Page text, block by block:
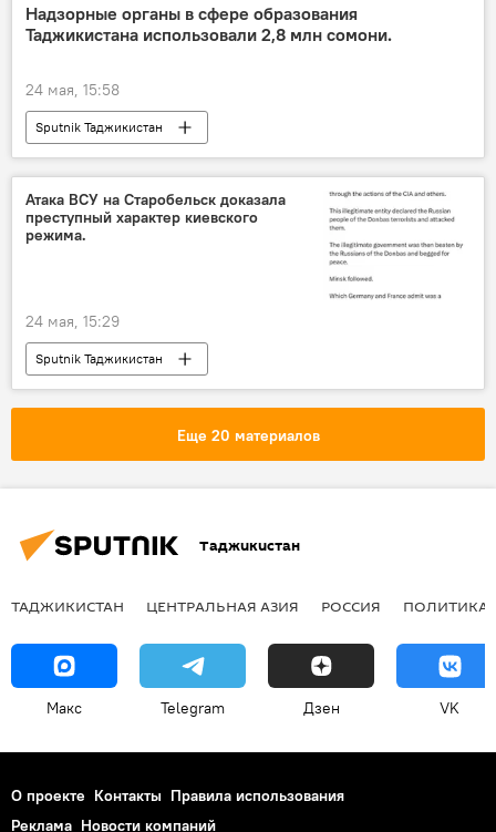
Надзорные органы в сфере образования
Таджикистана использовали 2,8 млн сомони.
24 мая, 15:58
Sputnik Таджикистан
Атака ВСУ на Старобельск доказала
преступный характер киевского
режима.
24 мая, 15:29
Sputnik Таджикистан
Еще 20 материалов
Таджикистан
ТАДЖИКИСТАН ЦЕНТРАЛЬНАЯ АЗИЯ РОССИЯ ПОЛИТИКА
Макс Telegram Дзен VK
О проекте Контакты Правила использования
Реклама Новости компаний